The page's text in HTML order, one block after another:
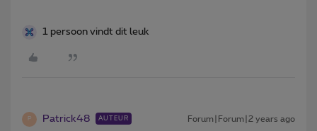
1 persoon vindt dit leuk
P Patrick48 AUTEUR Forum|Forum|2 years ago